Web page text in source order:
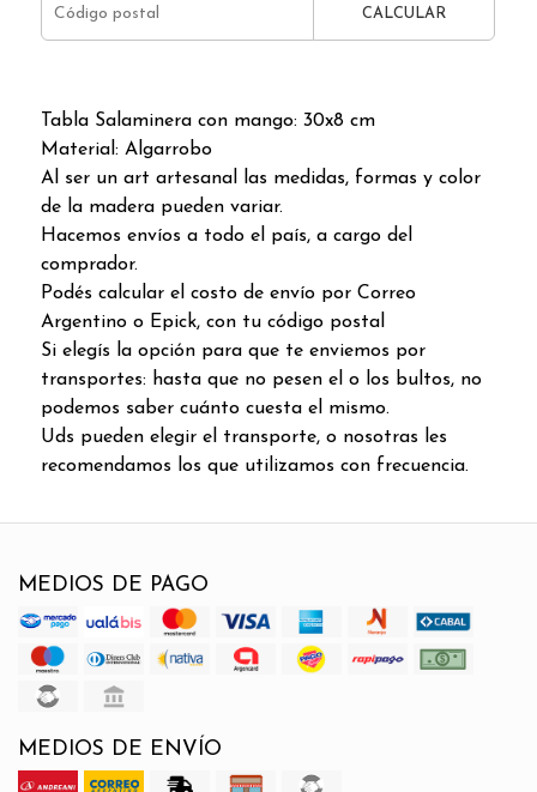
CALCULAR
Tabla Salaminera con mango: 30x8 cm
Material: Algarrobo
Al ser un art artesanal las medidas, formas y color
de la madera pueden variar.
Hacemos envíos a todo el país, a cargo del
comprador.
Podés calcular el costo de envío por Correo
Argentino o Epick, con tu código postal
Si elegís la opción para que te enviemos por
transportes: hasta que no pesen el o los bultos, no
podemos saber cuánto cuesta el mismo.
Uds pueden elegir el transporte, o nosotras les
recomendamos los que utilizamos con frecuencia.
MEDIOS DE PAGO
MEDIOS DE ENVÍO